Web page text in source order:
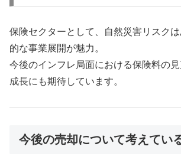
保険セクターとして、自然災害リスク
的な事業展開が魅力。
今後のインフレ局面における保険料の
成長にも期待しています。
今後の売却について考えてい